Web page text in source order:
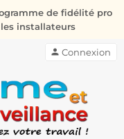
de fidélité pro
installateurs
person Connexion